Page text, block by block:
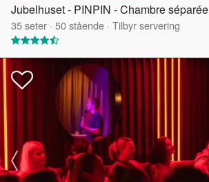
Jubelhuset - PINPIN - Chambre séparée
35seter · 50stående · Tilbyr servering